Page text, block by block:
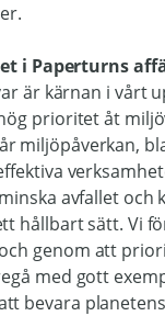
i Paperturns
är kärnan i vårt
prioritet åt
miljöpåverkan,
avfallet och
hållbart sätt. Vi
genom att
med gott
bevara